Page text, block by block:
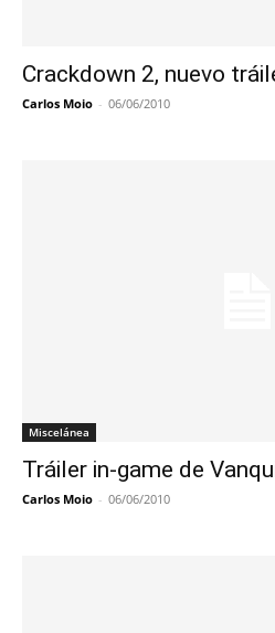
Crackdown 2, nuevo
Carlos Moio - 06/06/2010
Miscelánea
Tráiler in-game de
Carlos Moio - 06/06/2010